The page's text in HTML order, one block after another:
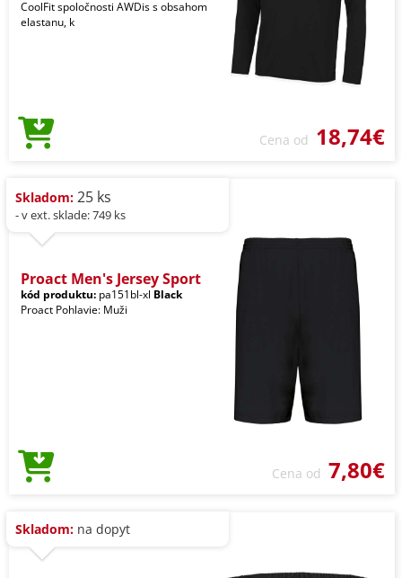
CoolFit spoločnosti AWDis s obsahom
elastanu, k
Cena od 18,74€
Skladom: 25 ks
- v ext. sklade: 749 ks
Proact Men's Jersey Sport
kód produktu: pa151bl-xl Black
Proact Pohlavie: Muži
Cena od 7,80€
Skladom: na dopyt